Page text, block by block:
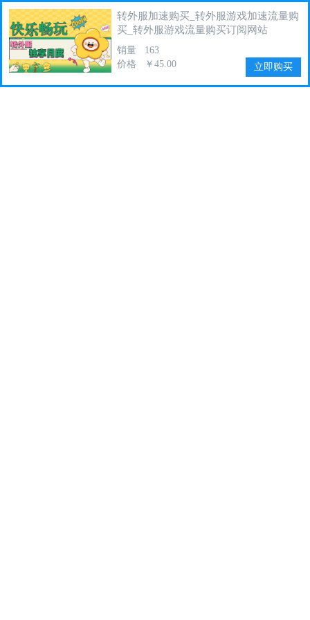
转外服加速购买_转外服游戏加速流量购
买_转外服游戏流量购买订阅网站
销量
163
价格
￥45.00 立即购买